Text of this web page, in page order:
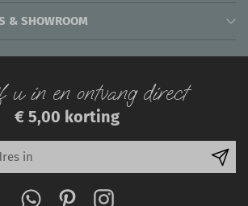
& SHOWROOM
in en ontvang direct
€ 5,00 korting